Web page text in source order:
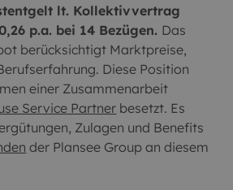
lt. Kollektivvertrag
p.a. bei 14 Bezügen. Das
berücksichtigt Marktpreise,
Diese Position
einer Zusammenarbeit
Service Partner besetzt. Es
Zulagen und Benefits
der Plansee Group an diesem